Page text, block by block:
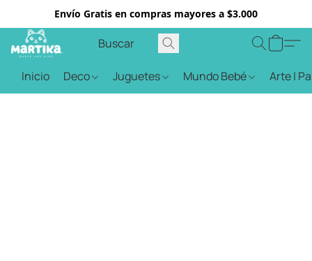
Envío Gratis en compras mayores a $3.000
Inicio Deco Juguetes Mundo Bebé Arte |